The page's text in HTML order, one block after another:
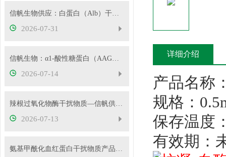
信帆生物供应：白蛋白（Alb）干扰物质
2026-07-31
信帆生物：α1-酸性糖蛋白（AAG）干扰物质使用说明
2026-07-14
辣根过氧化物酶干扰物质—信帆供应多种浓度
2026-07-13
氨基甲酰化血红蛋白干扰物质产品使用方法
详细介绍
产品名称
规格：
保存温度
有效期：